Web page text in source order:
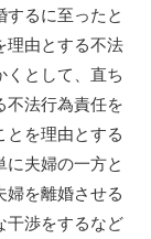
るに至ったと
理由とする不法
として、直ち
不法行為責任を
を理由とする
夫婦の一方と
を離婚させる
干渉をするなど